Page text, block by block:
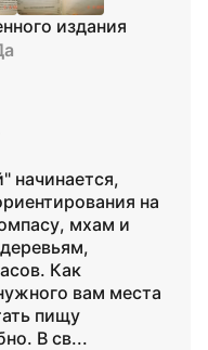
издания
начинается,
на
мхам и
Как
вам места
пищу
В св...